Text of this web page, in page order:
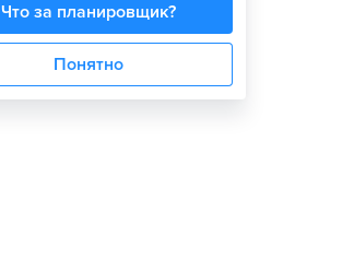
Что за планировщик?
Понятно